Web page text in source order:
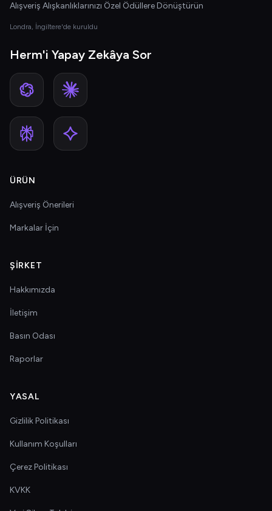
Alışveriş Alışkanlıklarınızı Özel Ödüllere Dönüştürün
Londra, İngiltere'de kuruldu
Herm'i Yapay Zekâya Sor
ÜRÜN
Alışveriş Önerileri
Markalar İçin
ŞIRKET
Hakkımızda
İletişim
Basın Odası
Raporlar
YASAL
Gizlilik Politikası
Kullanım Koşulları
Çerez Politikası
KVKK